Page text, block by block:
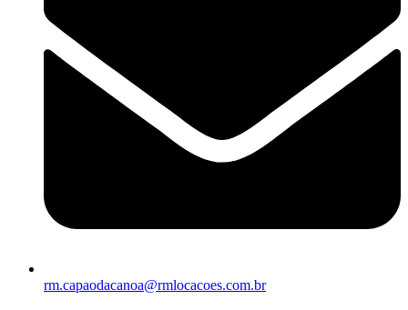
rm.capaodacanoa@rmlocacoes.com.br